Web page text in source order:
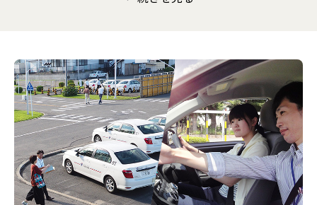
皆さん優しかったです。ミスや
間違いなどを的確に教えてくれ
たりとてもフレンドリーで居心
地が良かったです。お世話にな
りました！！